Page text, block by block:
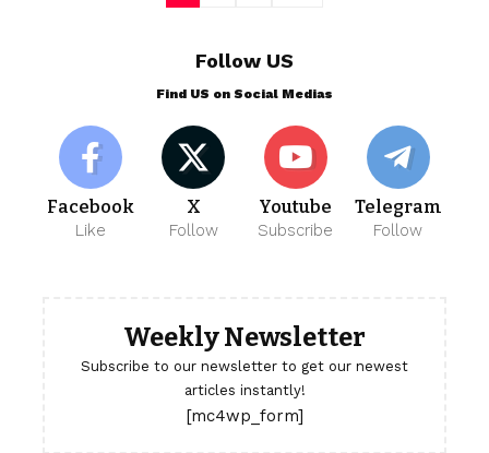
Follow US
Find US on Social Medias
Facebook
Like
X
Follow
Youtube
Subscribe
Telegram
Follow
Weekly Newsletter
Subscribe to our newsletter to get our newest
articles instantly!
[mc4wp_form]